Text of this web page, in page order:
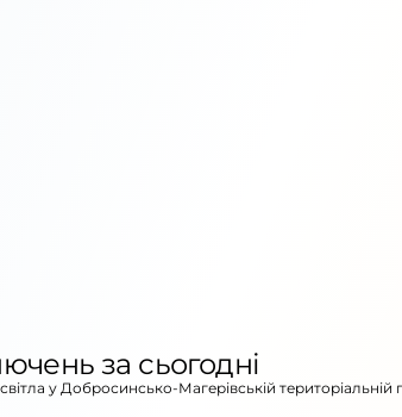
за сьогодні
у Добросинсько-Магерівській